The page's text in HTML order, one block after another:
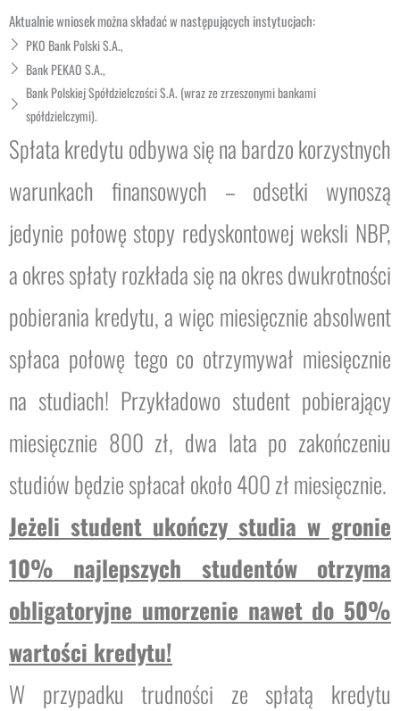
Aktualnie wniosek można składać w następujących instytucjach:
PKO Bank Polski S.A.,
Bank PEKAO S.A.,
Bank Polskiej Spółdzielczości S.A. (wraz ze zrzeszonymi bankami
spółdzielczymi).
Spłata kredytu odbywa się na bardzo korzystnych
warunkach finansowych – odsetki wynoszą
jedynie połowę stopy redyskontowej weksli NBP,
a okres spłaty rozkłada się na okres dwukrotności
pobierania kredytu, a więc miesięcznie absolwent
spłaca połowę tego co otrzymywał miesięcznie
na studiach! Przykładowo student pobierający
miesięcznie 800 zł, dwa lata po zakończeniu
studiów będzie spłacał około 400 zł miesięcznie.
Jeżeli student ukończy studia w gronie
10% najlepszych studentów otrzyma
obligatoryjne umorzenie nawet do 50%
wartości kredytu!
W przypadku trudności ze spłatą kredytu